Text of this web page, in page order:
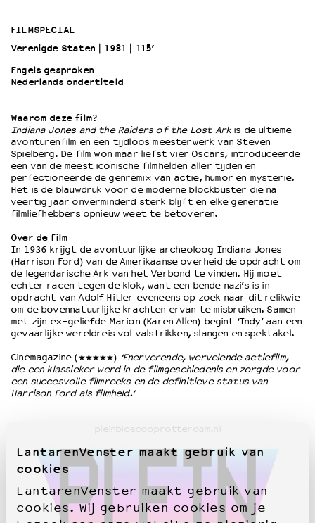
LantarenVenster maakt gebruik van
cookies
LantarenVenster maakt gebruik van
cookies. Wij gebruiken cookies om je
OVER LANTARENVENSTER
Wat we doen
Werken bij
Wie is wie
Historie
Partners
Huisregels
Privacyverklaring
Integriteits- en gedragscode
Duurzaamheid
Culturele boycot Israël
Ruimte voor artistieke vrijheid – VNPF
FILMSPECIAL
Verenigde Staten
1981
115’
Engels gesproken
Nederlands ondertiteld
Waarom deze film?
Indiana Jones and the Raiders of the Lost Arkis de ultieme
avonturenfilm en een tijdloos meesterwerk van Steven
Spielberg. De film won maar liefst vier Oscars, introduceerde
een van de meest iconische filmhelden aller tijden en
perfectioneerde de genremix van actie, humor en mysterie.
Het is de blauwdruk voor de moderne blockbuster die na
veertig jaar onverminderd sterk blijft en elke generatie
filmliefhebbers opnieuw weet te betoveren.
Over de film
In 1936 krijgt de avontuurlijke archeoloog Indiana Jones
(Harrison Ford) van de Amerikaanse overheid de opdracht om
de legendarische Ark van het Verbond te vinden. Hij moet
echter racen tegen de klok, want een bende nazi’s is in
opdracht van Adolf Hitler eveneens op zoek naar dit relikwie
om de bovennatuurlijke krachten ervan te misbruiken. Samen
met zijn ex-geliefde Marion (Karen Allen) begint ‘Indy’ aan een
gevaarlijke wereldreis vol valstrikken, slangen en spektakel.
Cinemagazine (★★★★★) ‘Enerverende, wervelende actiefilm,
die een klassieker werd in de filmgeschiedenis en zorgde voor
een succesvolle filmreeks en de definitieve status van
Harrison Ford als filmheld.’
pleinbioscooprotterdam.nl